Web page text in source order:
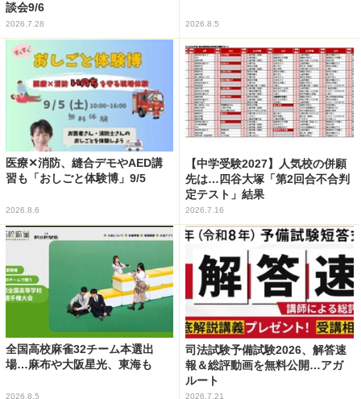
談会9/6
2026.7.28 2026.8.5
医療✕消防、縫合デモやAED講
習も「おしごと体験博」9/5
2026.8.6
【中学受験2027】人気校の併願
先は…四谷大塚「第2回合不合判
定テスト」結果
2026.7.16
全国高校麻雀32チーム本選出
場…麻布や大阪星光、東海も
2026.8.5
司法試験予備試験2026、解答速
報＆総評動画を無料公開…アガ
ルート
2026.7.21